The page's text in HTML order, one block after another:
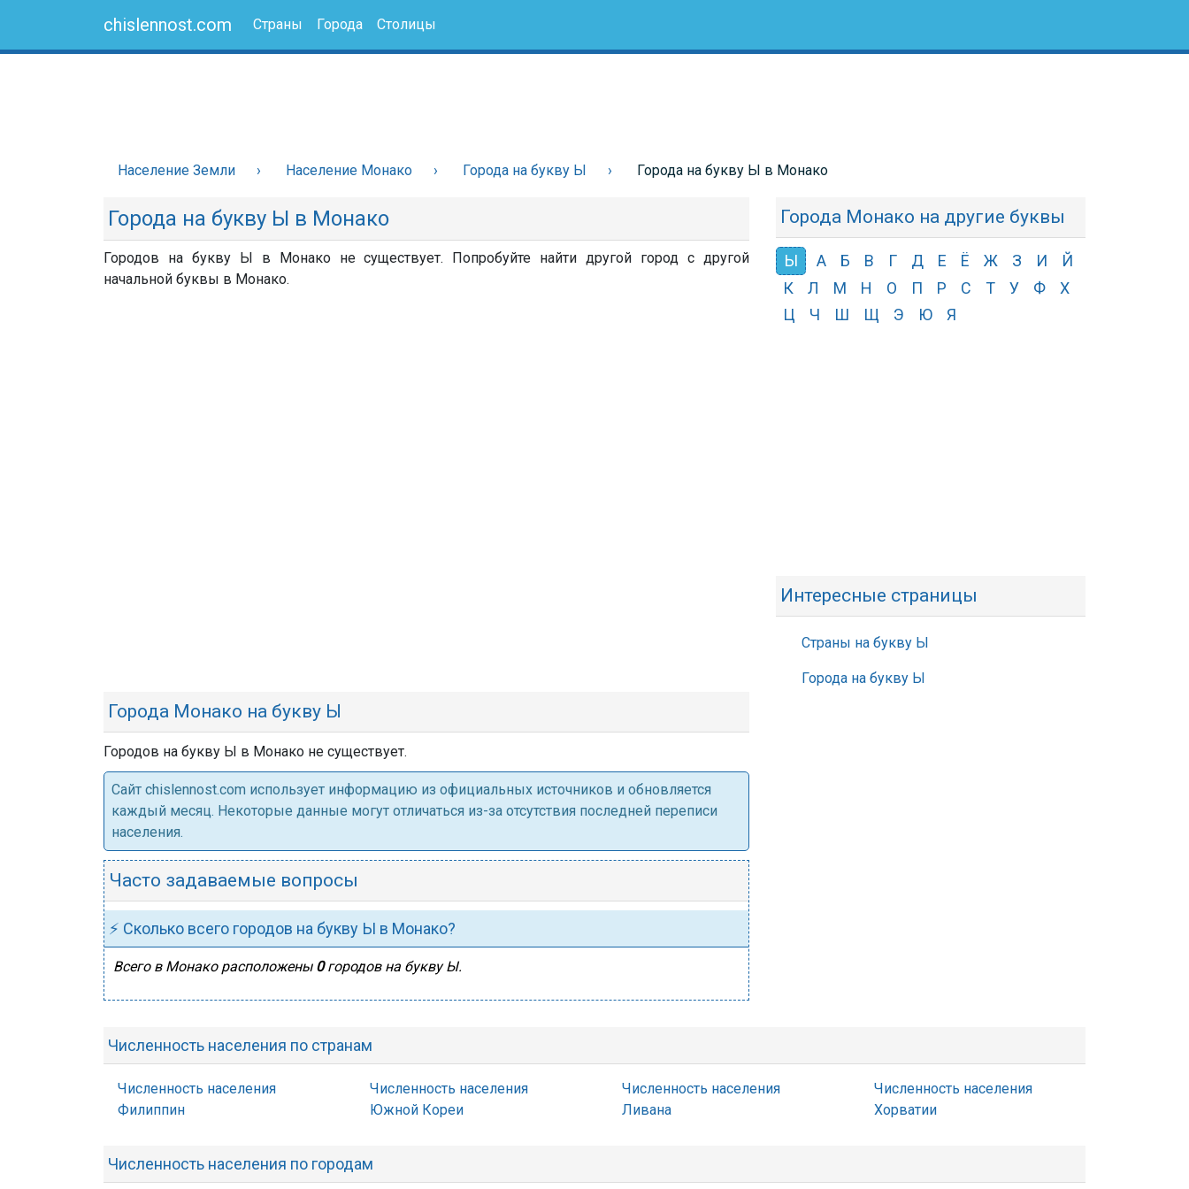
chislennost.com Страны Города Столицы
Население Земли Население Монако Города на букву Ы Города на букву Ы в Монако
Города на букву Ы в Монако
Городов на букву Ы в Монако не существует. Попробуйте найти другой город с другой
начальной буквы в Монако.
Города Монако на букву Ы
Городов на букву Ы в Монако не существует.
Cайт chislennost.com использует информацию из официальных источников и обновляется
каждый месяц. Некоторые данные могут отличаться из-за отсутствия последней переписи
населения.
Часто задаваемые вопросы
⚡ Сколько всего городов на букву Ы в Монако?
Всего в Монако расположены 0городов на букву Ы.
Города Монако на другие буквы
Ы А Б В Г Д Е Ё Ж З И
Й
К
Л М Н О П Р С Т У Ф
Х
Ц
Ч Ш Щ Э Ю Я
Интересные страницы
Страны на букву Ы
Города на букву Ы
Численность населения по странам
Численность населения
Филиппин
Численность населения
Южной Кореи
Численность населения
Ливана
Численность населения
Хорватии
Численность населения по городам